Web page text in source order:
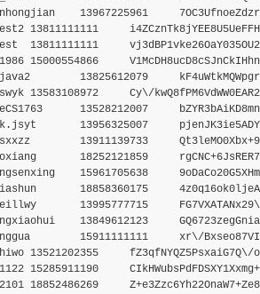
13967225961
13811111111
13811111111
15000554866
13825612079
13583108972	Cy\/
13528212007
lirk.jsyt	13956325007
13911139733
18252121859
15961705638
18858360175
13995777715
13849612123
15911111111	xr\/
13521202355
15285911190
18852486269